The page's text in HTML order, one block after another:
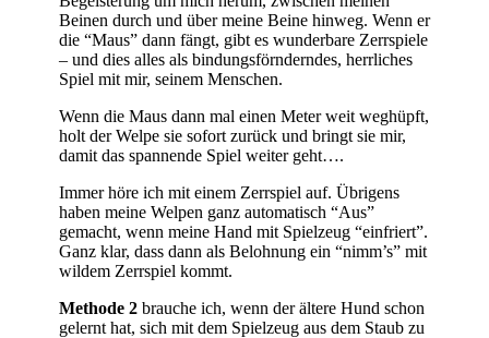
Beinen durch und über meine Beine hinweg. Wenn er
die “Maus” dann fängt, gibt es wunderbare Zerrspiele
– und dies alles als bindungsförnderndes, herrliches
Spiel mit mir, seinem Menschen.
Wenn die Maus dann mal einen Meter weit weghüpft,
holt der Welpe sie sofort zurück und bringt sie mir,
damit das spannende Spiel weiter geht….
Immer höre ich mit einem Zerrspiel auf. Übrigens
haben meine Welpen ganz automatisch “Aus”
gemacht, wenn meine Hand mit Spielzeug “einfriert”.
Ganz klar, dass dann als Belohnung ein “nimm’s” mit
wildem Zerrspiel kommt.
Methode 2 brauche ich, wenn der ältere Hund schon
gelernt hat, sich mit dem Spielzeug aus dem Staub zu